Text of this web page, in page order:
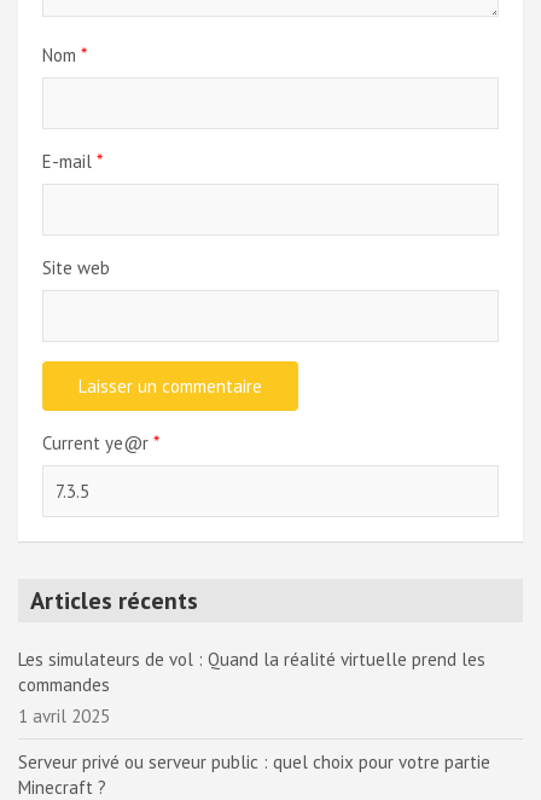
Nom *
E-mail *
Site web
Current ye@r *
Articles récents
Les simulateurs de vol : Quand la réalité virtuelle prend les
commandes
1 avril 2025
Serveur privé ou serveur public : quel choix pour votre partie
Minecraft ?